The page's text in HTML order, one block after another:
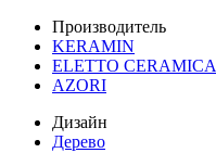
Производитель
KERAMIN
ELETTO CERAMICA
AZORI
Дизайн
Дерево